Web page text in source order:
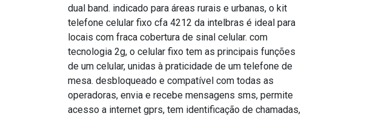
dual band. indicado para áreas rurais e urbanas, o kit
telefone celular fixo cfa 4212 da intelbras é ideal para
locais com fraca cobertura de sinal celular. com
tecnologia 2g, o celular fixo tem as principais funções
de um celular, unidas à praticidade de um telefone de
mesa. desbloqueado e compatível com todas as
operadoras, envia e recebe mensagens sms, permite
acesso a internet gprs, tem identificação de chamadas,